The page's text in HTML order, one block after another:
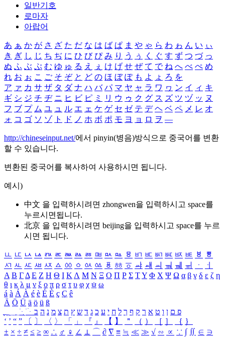
일반기호
로마자
아랍어
あ ぁ か が さ ざ た だ な は ば ぱ ま や ゃ ら わ ゎ ん い ぃ
き ぎ し じ ち ぢ に ひ び ぴ み り う ぅ く ぐ す ず つ づ っ
ぬ ふ ぶ ぷ む ゆ ゅ る え ぇ け げ せ ぜ て で ね へ べ ぺ め
れ お ぉ こ ご そ ぞ と ど の ほ ぼ ぽ も よ ょ ろ を
ア ァ カ サ ザ タ ダ ナ ハ バ パ マ ヤ ャ ラ ワ ヮ ン イ ィ キ
ギ シ ジ チ ヂ ニ ヒ ビ ピ ミ リ ウ ゥ ク グ ス ズ ツ ヅ ッ ヌ
フ ブ プ ム ユ ュ ル エ ェ ケ ゲ セ ゼ テ デ ヘ ベ ペ メ レ オ
ォ コ ゴ ソ ゾ ト ド ノ ホ ボ ポ モ ヨ ョ ロ ヲ ―
http://chineseinput.net/에서 pinyin(병음)방식으로 중국어를 변환
할 수 있습니다.
변환된 중국어를 복사하여 사용하시면 됩니다.
예시)
中文 을 입력하시려면 zhongwen을 입력하시고 space를
누르시면됩니다.
北京 을 입력하시려면 beijing을 입력하시고 space를 누르
시면 됩니다.
ㅥ ㅦ ㅧ ㅨ ㅩ ㅪ ㅫ ㅬ ㅭ ㅮ ㅯ ㅰ ㅱ ㅲ ㅳ ㅴ ㅵ ㅶ ㅷ ㅸ
ㅹ
ㅺ ㅻ ㅼ ㅽ ㅾ ㅿ ㆀ ㆁ ㆂ ㆃ ㆄ ㆅ ㆆ ㆇ ㆈ ㆉ ㆊ ㆋ ㆌ ㆍ
ㆎ
Α Β ΓΔ Ε Ζ Η Θ Ι ΚΛ Μ Ν Ξ Ο Π Ρ Σ ΤΥ Φ Χ Ψ Ω α β γ δ ε ζ η
θ ι κ λ μ ν ξ ο π ρ σ τ υ φ χ ψ ω
á à Á À é è É È ç Ç ê
Ä Ö Ü ä ö ü ß
ִֶֹ ֻּ ׁׂ פ ם ן ו ט א ר ק ף ך ל ח י ע כ ג ד ש ץ ת צ מ נ ה ב
‘ ’ “ ” 〔 〕 〈 〉 「 」 『 』 【 】 ＂ （ ） ［ ］ ｛ ｝
± × ÷ ≠ ≤ ≥ ∞ ∴ ♂ ♀ ∠ ⊥ ⌒ ∂ ∇ ≡ ≒ ≪ ≫ √ ∽ ∝ ∵ ∫ ∬ ∈ ∋